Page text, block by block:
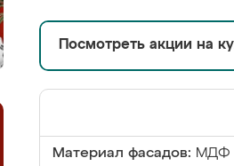
Посмотреть акции на
Материал фасадов: МДФ